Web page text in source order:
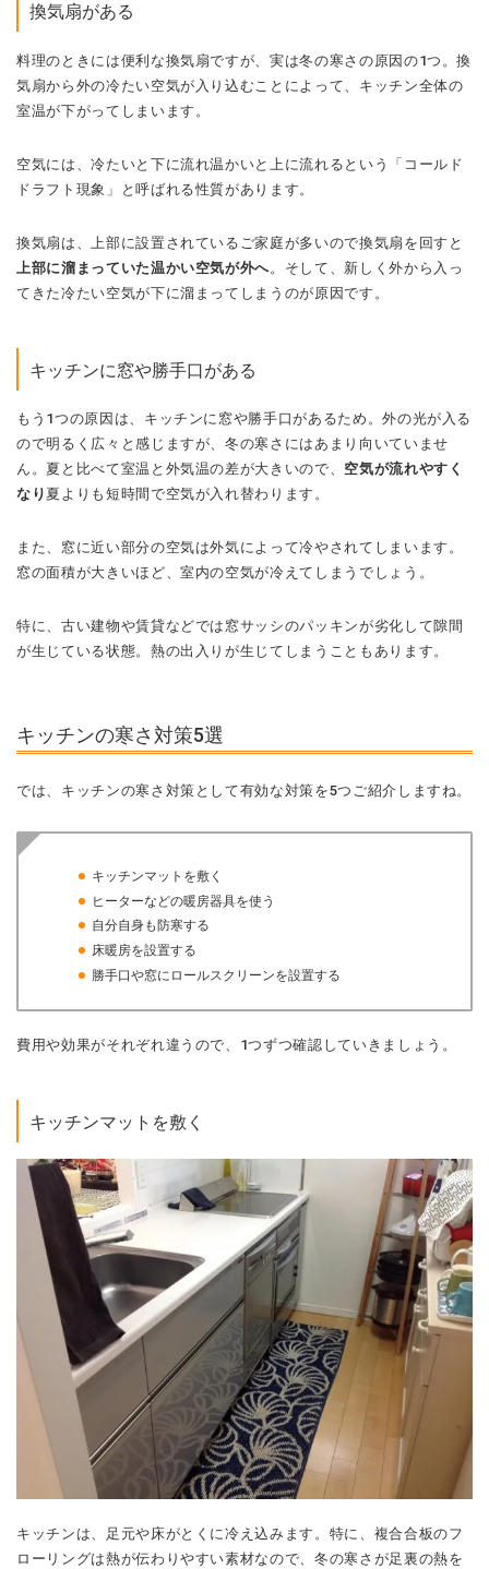
換気扇がある
料理のときには便利な換気扇ですが、実は冬の寒さの原因の1つ。換
気扇から外の冷たい空気が入り込むことによって、キッチン全体の
室温が下がってしまいます。
空気には、冷たいと下に流れ温かいと上に流れるという「コールド
ドラフト現象」と呼ばれる性質があります。
換気扇は、上部に設置されているご家庭が多いので換気扇を回すと
上部に溜まっていた温かい空気が外へ。そして、新しく外から入っ
てきた冷たい空気が下に溜まってしまうのが原因です。
キッチンに窓や勝手口がある
もう1つの原因は、キッチンに窓や勝手口があるため。外の光が入る
ので明るく広々と感じますが、冬の寒さにはあまり向いていませ
ん。夏と比べて室温と外気温の差が大きいので、 空気が流れやすく
なり 夏よりも短時間で空気が入れ替わります。
また、窓に近い部分の空気は外気によって冷やされてしまいます。
窓の面積が大きいほど、室内の空気が冷えてしまうでしょう。
特に、古い建物や賃貸などでは窓サッシのパッキンが劣化して隙間
が生じている状態。熱の出入りが生じてしまうこともあります。
キッチンの寒さ対策5選
では、キッチンの寒さ対策として有効な対策を5つご紹介しますね。
キッチンマットを敷く
ヒーターなどの暖房器具を使う
自分自身も防寒する
床暖房を設置する
勝手口や窓にロールスクリーンを設置する
費用や効果がそれぞれ違うので、1つずつ確認していきましょう。
キッチンマットを敷く
キッチンは、足元や床がとくに冷え込みます。特に、複合合板のフ
ローリングは熱が伝わりやすい素材なので、冬の寒さが足裏の熱を